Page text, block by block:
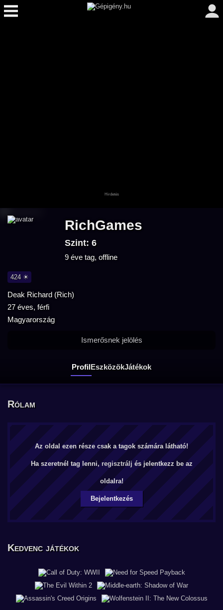
RichGames
Szint: 6
9 éve tag, offline
424 ☀
Deak Richard (Rich)
27 éves, férfi
Magyarország
ProfilEszközökJátékok
Ismerősnek jelölés
Rólam
Az oldal ezen része csak a tagok számára látható!
Ha szeretnél tag lenni, regisztrálj és jelentkezz be az
oldalra!
Bejelentkezés
Kedvenc játékok